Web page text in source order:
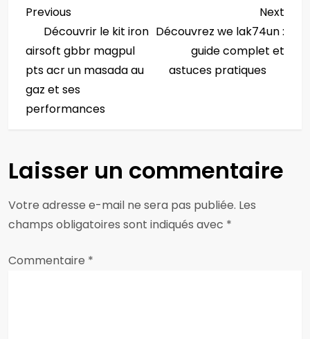
N
a
v
i
a
t
i
o
Previous
Post
Previous
Découvrir le kit iron
airsoft gbbr magpul
pts acr un masada au
gaz et ses
performances
Next
Découvrez we lak74un :
guide complet et
astuces pratiques
Laisser un commentaire
Votre adresse e-mail ne sera pas publiée. Les
champs obligatoires sont indiqués avec *
Commentaire *